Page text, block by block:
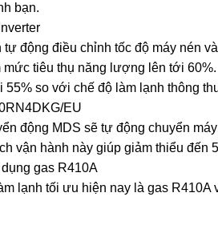
bạn.
động điều chỉnh tốc độ máy nén
tiêu thụ năng lượng lên tới 60%.
55% so với chế độ làm lạnh thông
EU
động MDS sẽ tự động chuyển
vận hành này giúp giảm thiểu đến
gas R410A
lạnh tối ưu hiện nay là gas R410A